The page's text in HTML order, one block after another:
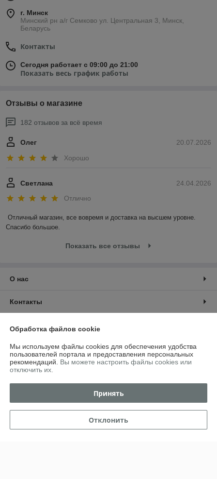
г. Минск
Минский рн а/г Семково ул. Центральная 3, Минск,
Беларусь
Контакты
Сегодня работает с 09:00 до 21:00
Показать весь график работы
Отзывы о магазине
182 отзывов за всё время
20.07.2026
Олег
Хорошо
24.04.2026
Светлана
Отлично
Отличный магазин, все вовремя и доставка на высшем уровне.
Спасибо большое.
Показать все отзывы
О нас
Контакты
График работы
Полная версия сайта
Политика обработки cookies
Обработка файлов cookie
Мы используем файлы cookies для обеспечения удобства
пользователей портала и предоставления персональных
рекомендаций. Вы можете настроить файлы cookies или
отключить их.
Принять
Отклонить